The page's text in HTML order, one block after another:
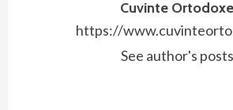
Cuvinte Ortodoxe
https://
See author's posts